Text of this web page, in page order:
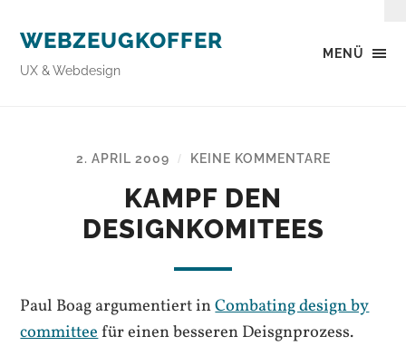
MENÜ
WEBZEUGKOFFER
UX & Webdesign
2. APRIL 2009 / KEINE KOMMENTARE
KAMPF DEN
DESIGNKOMITEES
Paul Boag argumentiert inCombating design by
committeefür einen besseren Deisgnprozess.